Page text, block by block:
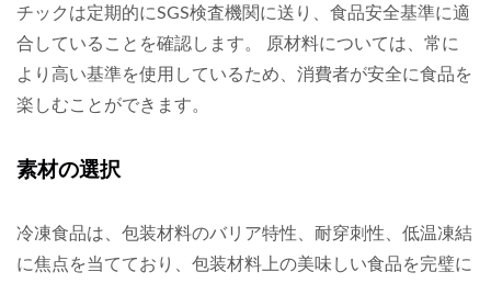
チックは定期的にSGS検査機関に送り、食品安全基準に適
合していることを確認します。 原材料については、常に
より高い基準を使用しているため、消費者が安全に食品を
楽しむことができます。
素材の選択
冷凍食品は、包装材料のバリア特性、耐穿刺性、低温凍結
に焦点を当てており、包装材料上の美味しい食品を完璧に